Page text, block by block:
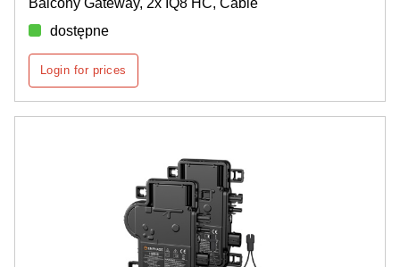
dostępne
Login for prices